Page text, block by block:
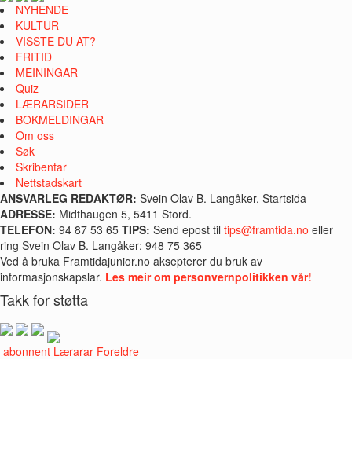
NYHENDE
KULTUR
VISSTE DU AT?
FRITID
MEININGAR
Quiz
LÆRARSIDER
BOKMELDINGAR
Om oss
Søk
Skribentar
Nettstadskart
ANSVARLEG REDAKTØR: Svein Olav B. Langåker, Startsida
ADRESSE: Midthaugen 5, 5411 Stord.
TELEFON: 94 87 53 65 TIPS: Send epost til tips@framtida.no eller
ring Svein Olav B. Langåker: 948 75 365
Ved å bruka Framtidajunior.no aksepterer du bruk av
informasjonskapslar. Les meir om personvernpolitikken vår!
Takk for støtta
abonnent Lærarar Foreldre